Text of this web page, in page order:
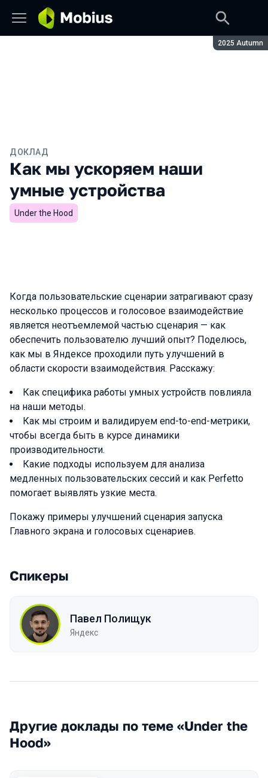
Сезон:
2025 Autumn
ДОКЛАД
Как мы ускоряем наши
умные устройства
Under the Hood
Когда пользовательские сценарии затрагивают сразу
несколько процессов и голосовое взаимодействие
является неотъемлемой частью сценария — как
обеспечить пользователю лучший опыт? Поделюсь,
как мы в Яндексе проходили путь улучшений в
области скорости взаимодействия. Расскажу:
Как специфика работы умных устройств повлияла
на наши методы.
Как мы строим и валидируем end-to-end-метрики,
чтобы всегда быть в курсе динамики
производительности.
Какие подходы используем для анализа
медленных пользовательских сессий и как Perfetto
помогает выявлять узкие места.
Покажу примеры улучшений сценария запуска
Главного экрана и голосовых сценариев.
Спикеры
Павел Полищук
Яндекс
Другие доклады по теме «Under the
Hood»